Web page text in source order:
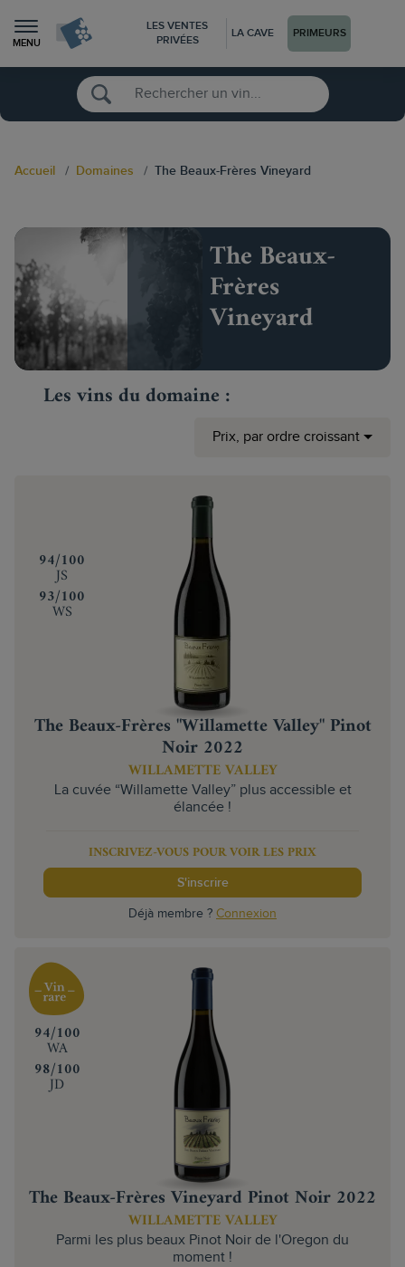
MENU
LES VENTES
PRIVÉES
LA CAVE PRIMEURS
Accueil Domaines The Beaux-Frères Vineyard
The Beaux-
Frères
Vineyard
Les vins du domaine :
Prix, par ordre croissant
‍94/100
JS
‍93/100
WS
The Beaux-Frères "Willamette Valley" Pinot
Noir 2022
WILLAMETTE VALLEY
La cuvée “Willamette Valley” plus accessible et
élancée !
INSCRIVEZ-VOUS POUR VOIR LES PRIX
S'inscrire
Déjà membre ? Connexion
‍94/100
WA
‍98/100
JD
The Beaux-Frères Vineyard Pinot Noir 2022
WILLAMETTE VALLEY
Parmi les plus beaux Pinot Noir de l'Oregon du
moment !